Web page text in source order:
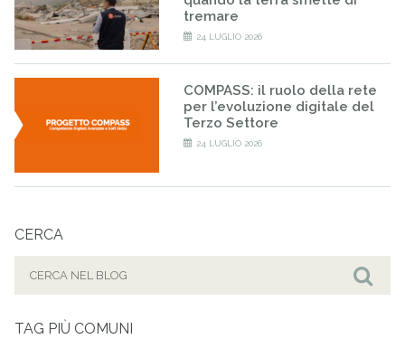
tremare
24 LUGLIO 2026
COMPASS: il ruolo della rete
per l’evoluzione digitale del
Terzo Settore
24 LUGLIO 2026
CERCA
TAG PIÙ COMUNI